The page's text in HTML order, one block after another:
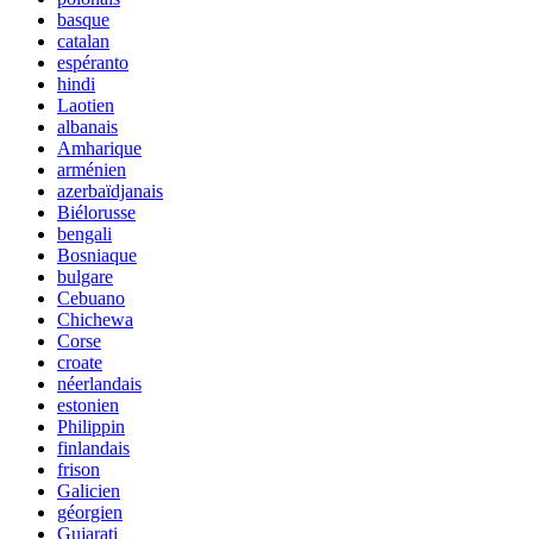
basque
catalan
espéranto
hindi
Laotien
albanais
Amharique
arménien
azerbaïdjanais
Biélorusse
bengali
Bosniaque
bulgare
Cebuano
Chichewa
Corse
croate
néerlandais
estonien
Philippin
finlandais
frison
Galicien
géorgien
Gujarati